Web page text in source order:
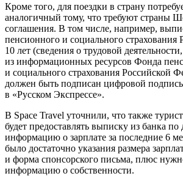
Кроме того, для поездки в страну
аналогичный тому, что требуют страны
соглашения. В том числе, например,
пенсионного и социального страхования
10 лет (сведения о трудовой
из информационных ресурсов Фонда
и социального страхования Российской
должен быть подписан цифровой
в «Русском Экспрессе».
В Space Travel уточнили, что также
будет предоставлять выписку из банка
информацию о зарплате за последние 6
было достаточно указания размера
и форма спонсорского письма, плюс
информацию о собственности.